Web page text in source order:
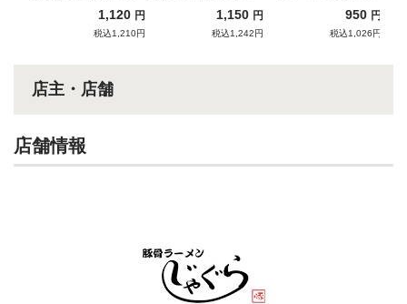
1,120 円
税込1,210円
1,150 円
税込1,242円
950 円
税込1,026円
店主・店舗
店舗情報